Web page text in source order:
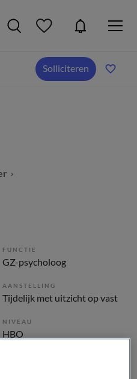
Solliciteren
FUNCTIE
GZ-psycholoog
AANSTELLING
Tijdelijk met uitzicht op vast
NIVEAU
HBO